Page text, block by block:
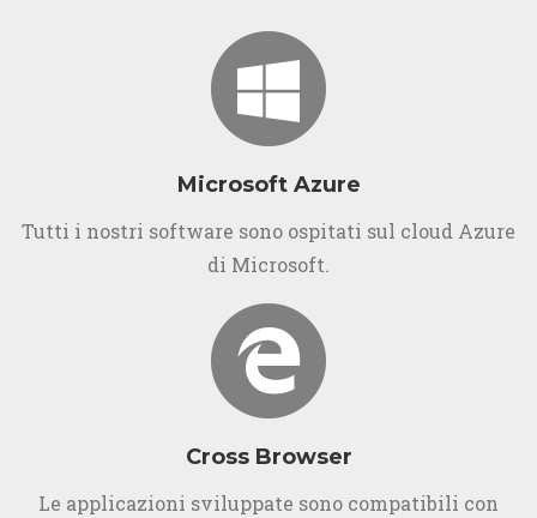
Microsoft Azure
Tutti i nostri software sono ospitati sul cloud Azure
di Microsoft.
Cross Browser
Le applicazioni sviluppate sono compatibili con